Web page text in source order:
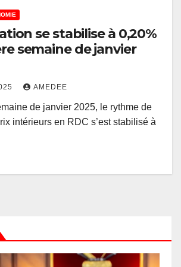
se stabilise à 0,20%
semaine de janvier
AMEDEE
de janvier 2025, le rythme de
intérieurs en RDC s’est stabilisé à